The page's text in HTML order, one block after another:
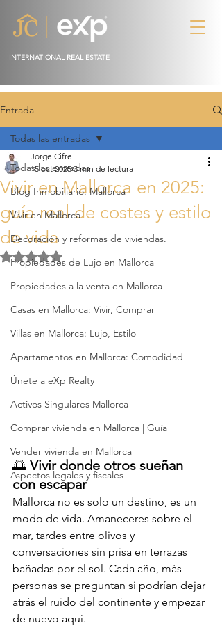
INTERNATIONAL REAL ESTATE
Entrada
Todas las entradas
Blog Inmobiliario. Mallorca
Vivir en Mallorca
Decoración y reformas de viviendas.
Propiedades de Lujo en Mallorca
Propiedades a la venta en Mallorca
Casas en Mallorca: Vivir, Comprar
Villas en Mallorca: Lujo, Estilo
Apartamentos en Mallorca: Comodidad
Únete a eXp Realty
Activos Singulares Mallorca
Comprar vivienda en Mallorca | Guía
Vender vivienda en Mallorca
Aspectos legales y fiscales
Todas las entradas
Vivir en Mallorca en 2025:
guía real de costes y estilo
de vida
Jorge Cifre
15 oct 2025 3 min de lectura
Obtuvo NaN de 5 estrellas.
🌅 Vivir donde otros sueñan
con escapar
Mallorca no es solo un destino, es un
modo de vida. Amaneceres sobre el
mar, tardes entre olivos y
conversaciones sin prisa en terrazas
bañadas por el sol. Cada año, más
personas se preguntan si podrían dejar
atrás el ruido del continente y empezar
de nuevo aquí.